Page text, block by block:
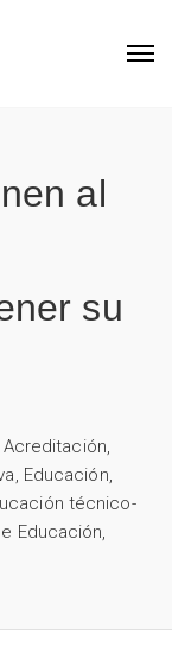
al
su
Acreditación,
, Educación,
técnico-
Educación,